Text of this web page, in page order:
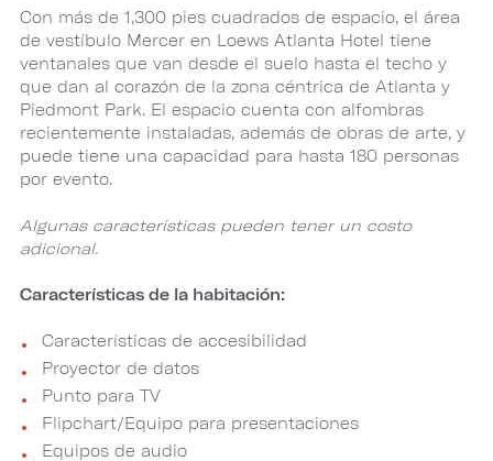
Con más de 1,300 pies cuadrados de espacio, el área
de vestíbulo Mercer en Loews Atlanta Hotel tiene
ventanales que van desde el suelo hasta el techo y
que dan al corazón de la zona céntrica de Atlanta y
Piedmont Park. El espacio cuenta con alfombras
recientemente instaladas, además de obras de arte, y
puede tiene una capacidad para hasta 180 personas
por evento.
Algunas características pueden tener un costo
adicional.
Características de la habitación:
Características de accesibilidad
Proyector de datos
Punto para TV
Flipchart/Equipo para presentaciones
Equipos de audio